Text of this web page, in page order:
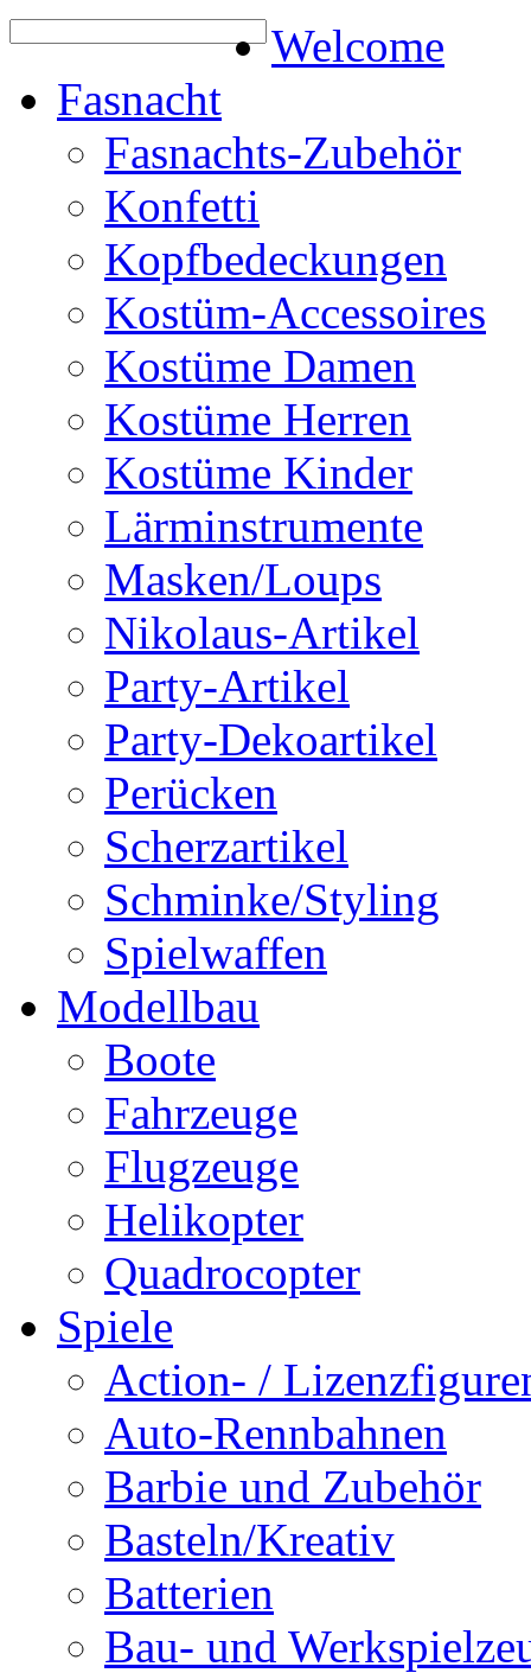
Welcome
Fasnacht
Fasnachts-Zubehör
Konfetti
Kopfbedeckungen
Kostüm-Accessoires
Kostüme Damen
Kostüme Herren
Kostüme Kinder
Lärminstrumente
Masken/Loups
Nikolaus-Artikel
Party-Artikel
Party-Dekoartikel
Perücken
Scherzartikel
Schminke/Styling
Spielwaffen
Modellbau
Boote
Fahrzeuge
Flugzeuge
Helikopter
Quadrocopter
Spiele
Action- /
Auto-Rennbahnen
Barbie und Zubehör
Basteln/Kreativ
Batterien
Bau- und